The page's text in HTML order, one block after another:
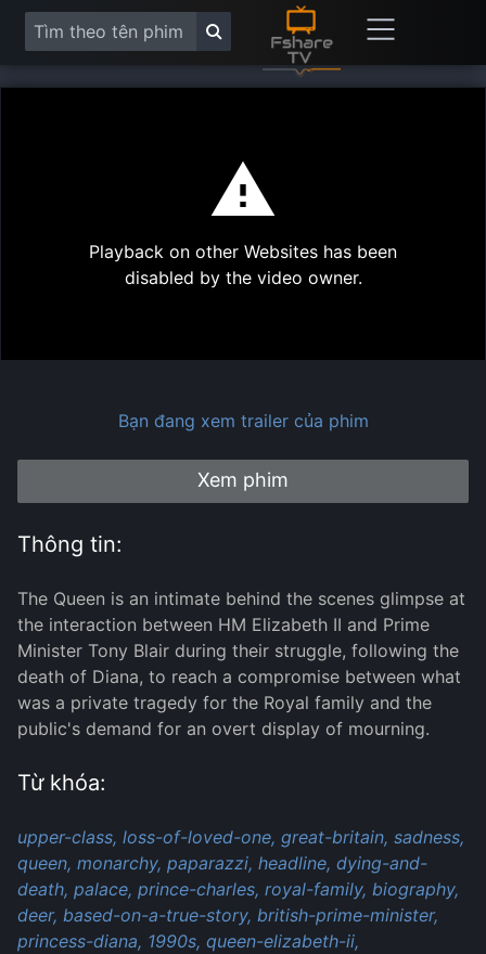
Play
Playback on other Websites has been
disabled by the video owner.
Bạn đang xem trailer của phim
Xem phim
Thông tin:
The Queen is an intimate behind the scenes glimpse at
the interaction between HM Elizabeth II and Prime
Minister Tony Blair during their struggle, following the
death of Diana, to reach a compromise between what
was a private tragedy for the Royal family and the
public's demand for an overt display of mourning.
Từ khóa:
upper-class, loss-of-loved-one, great-britain, sadness,
queen, monarchy, paparazzi, headline, dying-and-
death, palace, prince-charles, royal-family, biography,
deer, based-on-a-true-story, british-prime-minister,
princess-diana, 1990s, queen-elizabeth-ii,